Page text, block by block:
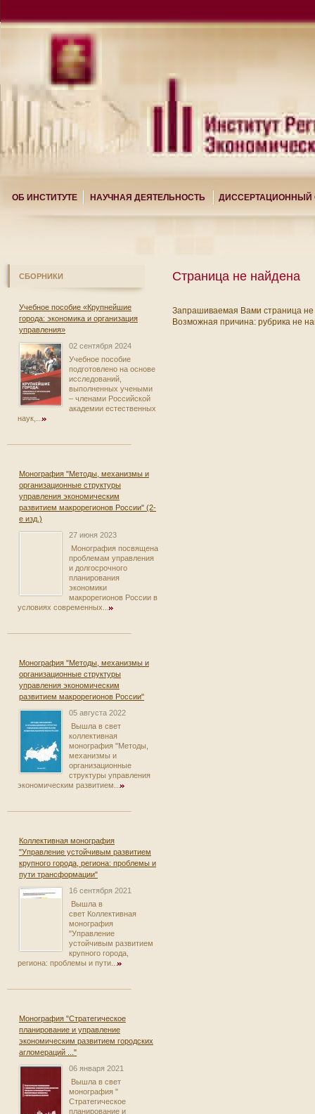
ОБ ИНСТИТУТЕ НАУЧНАЯ ДЕЯТЕЛЬНОСТЬ ДИССЕРТАЦИОННЫЙ
СБОРНИКИ
Учебное пособие «Крупнейшие
города: экономика и организация
управления»
02 сентября 2024
Учебное пособие
подготовлено на основе
исследований,
выполненных учеными
– членами Российской
академии естественных
наук,...
Монография "Методы, механизмы и
организационные структуры
управления экономическим
развитием макрорегионов России" (2-
е изд.)
27 июня 2023
Монография посвящена
проблемам управления
и долгосрочного
планирования
экономики
макрорегионов России в
условиях современных...
Монография "Методы, механизмы и
организационные структуры
управления экономическим
развитием макрорегионов России"
05 августа 2022
Вышла в свет
коллективная
монография "Методы,
механизмы и
организационные
структуры управления
экономическим развитием...
Коллективная монография
"Управление устойчивым развитием
крупного города, региона: проблемы и
пути трансформации"
16 сентября 2021
Вышла в
свет Коллективная
монография
"Управление
устойчивым развитием
крупного города,
региона: проблемы и пути...
Монография "Стратегическое
планирование и управление
экономическим развитием городских
агломераций ..."
06 января 2021
Вышла в свет
монография "
Стратегическое
планирование и
Страница не найдена
Запрашиваемая Вами страница
Возможная причина: рубрика не